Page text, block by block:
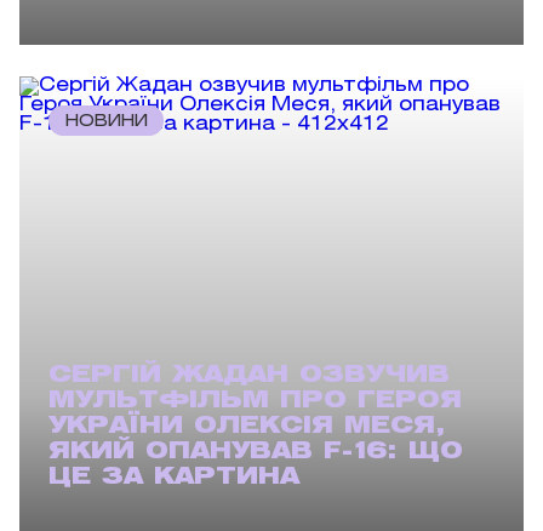
НОВИНИ
СЕРГІЙ ЖАДАН ОЗВУЧИВ
МУЛЬТФІЛЬМ ПРО ГЕРОЯ
УКРАЇНИ ОЛЕКСІЯ МЕСЯ,
ЯКИЙ ОПАНУВАВ F-16: ЩО
ЦЕ ЗА КАРТИНА